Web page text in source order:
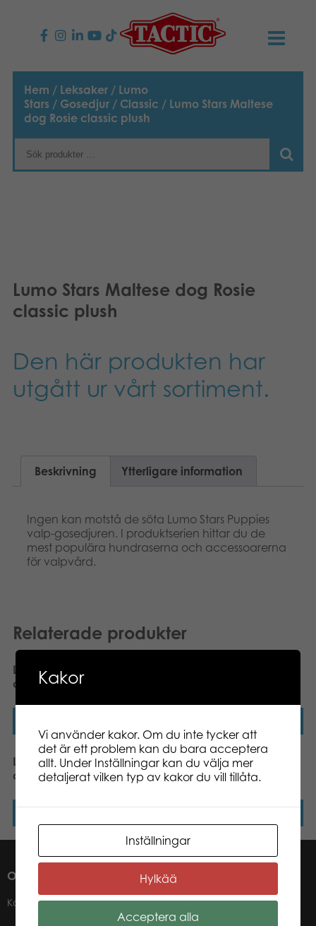
PRODUKTER
Barnspel
Familjespel
Leksaker
Arkiverade produkter
NYHETER
TACTIC
Media
English
Dansk
Français
Hem / Leksaker / Lumo
Stars / Gosedjur / Classic / Lumo Stars Maltese
dog Rosie classic plush
Lumo Stars Maltese dog Rosie
classic plush
Den här produkten har
utgått ur vårt sortiment.
Beskrivning Ytterligare information
Ingen kan motstå de söta Lumo Stars Puppies
valp-gosedjuren. I produktserien hittar du de
mest populära hundraserna och accessoarerna
för valpvård.
Relaterade produkter
Lumo Stars Fox Blueberry
classic plush
Lumo Stars Lynx Winter
classic plush
Lumo Stars Lynx Lynx
classic plush
OM OSS
Kontakter
Kakor
Vi använder kakor. Om du inte tycker att
det är ett problem kan du bara acceptera
allt. Under Inställningar kan du välja mer
detaljerat vilken typ av kakor du vill tillåta.
Inställningar
Hylkää
Acceptera alla